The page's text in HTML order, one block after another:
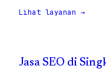
Lihat layanan →
Jasa SEO di